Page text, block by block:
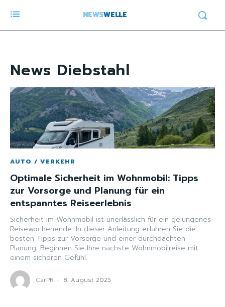
NEWSWELLE
News Diebstahl
AUTO / VERKEHR
Optimale Sicherheit im Wohnmobil: Tipps
zur Vorsorge und Planung für ein
entspanntes Reiseerlebnis
Sicherheit im Wohnmobil ist unerlässlich für ein gelungenes
Reisewochenende. In dieser Anleitung erfahren Sie die
besten Tipps zur Vorsorge und einer durchdachten
Planung. Beginnen Sie Ihre nächste Wohnmobilreise mit
einem sicheren Gefühl.
CarPR - 8. August 2025